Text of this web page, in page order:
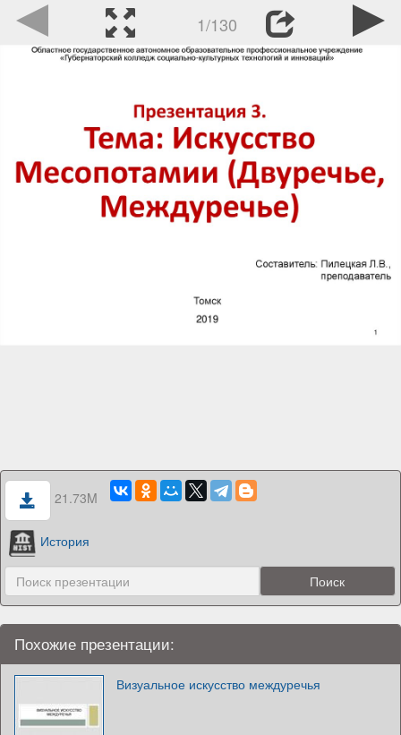
1/130
21.73M
История
Похожие презентации:
Визуальное искусство междуречья